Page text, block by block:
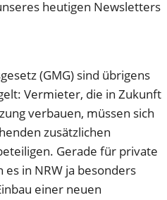
heutigen Newsletters
(GMG) sind übrigens
Vermieter, die in Zukunft
verbauen, müssen sich
zusätzlichen
Gerade für private
in NRW ja besonders
einer neuen